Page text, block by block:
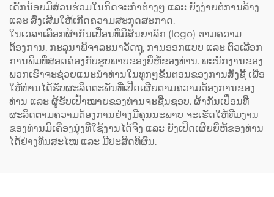
ເດັກນ້ອຍມີສ່ວນຮ່ວມໃນກິດຈະກຳຕ່າງໆ ແລະ ຍັງງ່າຍຕໍ່ການລ້າງ
ແລະ ສົ່ງເສີມໃຫ້ເກີດຄວາມສະກຸດສະກາດ.
ໃນເວລາເລືອກຜ້າກັນເປື່ອນທີ່ມີສັນຍາລັກ (logo) ຕາມຄວາມ
ຕ້ອງການ, ກະລຸນາພິຈາລະນາວັດຖຸ, ການອອກແບບ ແລະ ຕົວເລືອກ
ການພິມທີ່ສອດຄ່ອງກັບຮູບພາບຂອງຍີ່ຫໍ້ຂອງທ່ານ. ພະນັກງານຂອງ
ພວກເຮົາຈະຊ່ວຍແນະນຳທ່ານໃນທຸກໆຂັ້ນຕອນຂອງການສັ່ງຊື້ ເພື່ອ
ໃຫ້ທ່ານໄດ້ຮັບຜະລິດຕະພັນທີ່ເປີດເຜີຍຕາມຄວາມຕ້ອງການຂອງ
ທ່ານ ແລະ ຜູ້ຮັບເປົ້າໝາຍຂອງທ່ານຈະຊື່ນຊອບ. ຜ້າກັນເປື່ອນທີ່
ຜະລິດຕາມຄວາມຕ້ອງການຢ່າງມີຄຸນນະພາບ ຈະເຮັດໃຫ້ທີມງານ
ຂອງທ່ານມີເຄື່ອງນຸ່ງທີ່ໃຊ້ງານໄດ້ຈິງ ແລະ ຍັງເປີດເຜີຍຍີ່ຫໍ້ຂອງທ່ານ
ໄດ້ຢ່າງທັນສະໄໝ ແລະ ມີປະສິດທິຜົນ.